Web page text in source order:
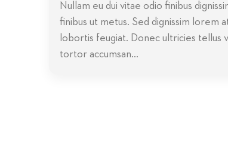
Nullam eu dui vitae odio finibus
finibus ut metus. Sed dignissim lorem
lobortis feugiat. Donec ultricies tellus
tortor accumsan...